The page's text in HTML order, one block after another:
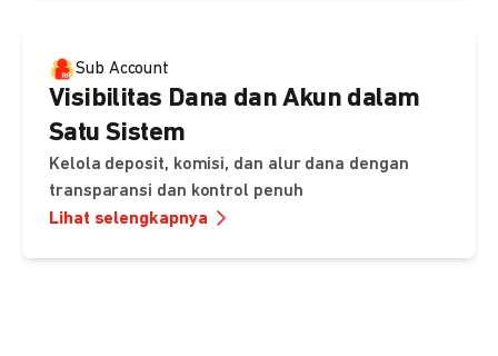
Sub Account
Visibilitas Dana dan Akun dalam
Satu Sistem
Kelola deposit, komisi, dan alur dana dengan
transparansi dan kontrol penuh
Lihat selengkapnya